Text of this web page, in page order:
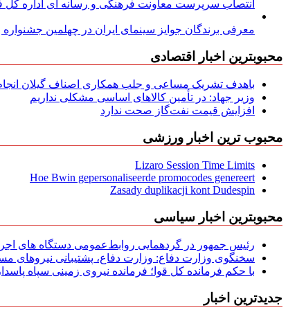
انتصاب سرپرست معاونت فرهنگی و رسانه ای اداره کل
معرفی برندگان جوایز سینمای ایران در چهلمین جشنواره
محبوبترین اخبار اقتصادی
باهدف تشریک مساعی و جلب همکاری اصناف گیلان
وزیر جهاد: در تأمین کالاهای اساسی مشکلی نداریم
افزایش قیمت نفت‌گاز صحت ندارد
محبوب ترین اخبار ورزشی
Lizaro Session Time Limits
Hoe Bwin gepersonaliseerde promocodes genereert
Zasady duplikacji kont Dudespin
محبوبترین اخبار سیاسی
رئیس جمهور در گردهمایی روابط‌عمومی دستگاه های
سخنگوی وزارت دفاع: وزارت دفاع، پشتیبانی نیرو‌های
با حکم فرمانده کل قوا؛ فرمانده نیروی زمینی سپاه
جدیدترین اخبار